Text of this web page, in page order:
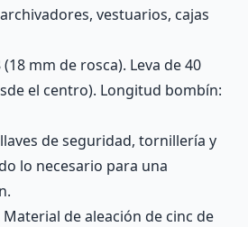
vestuarios, cajas
mm de rosca). Leva de 40
el centro). Longitud bombín:
de seguridad, tornillería y
lo necesario para una
de aleación de cinc de